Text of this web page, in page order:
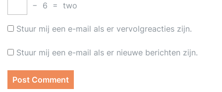
− 6 = two
Stuur mij een e-mail als er vervolgreacties zijn.
Stuur mij een e-mail als er nieuwe berichten zijn.